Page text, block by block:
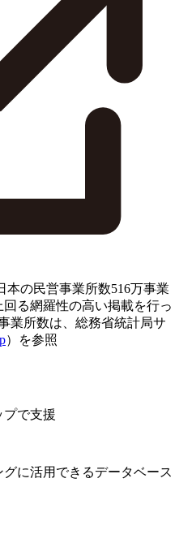
の民営事業所数516万事業
回る網羅性の高い掲載を行っ
業所数は、総務省統計局サ
）を参照
プで支援
に活用できるデータベース